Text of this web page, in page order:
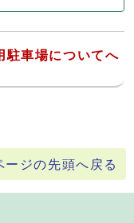
駐車場についてへ
ージの先頭へ戻る